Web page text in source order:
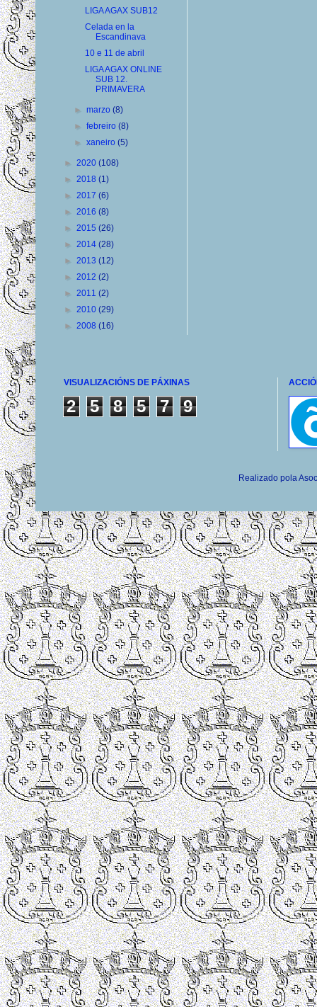
LIGA AGAX SUB12
Celada en la
Escandinava
10 e 11 de abril
LIGA AGAX ONLINE
SUB 12.
PRIMAVERA
►marzo(8)
►febreiro(8)
►xaneiro(5)
► 2020 (108)
► 2018 (1)
► 2017 (6)
► 2016 (8)
► 2015 (26)
► 2014 (28)
► 2013 (12)
► 2012 (2)
► 2011 (2)
► 2010 (29)
► 2008 (16)
VISUALIZACIÓNS DE PÁXINAS
2 5 8 5 7 9
Realizado pola